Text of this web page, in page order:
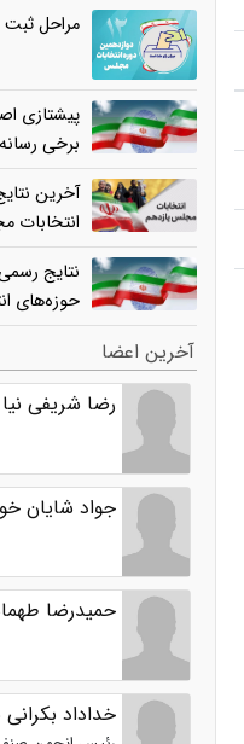
مراحل ثبت
پیشتازی
برخی
آخرین
انتخابات
نتایج
حوزه‌های
آخرین اعضا
رضا شریفی نیا
جواد شایان
حمیدرضا
خداداد بکرانی